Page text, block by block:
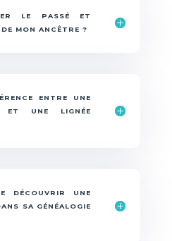
LE PASSÉ ET
MON ANCÊTRE ?
ENTRE UNE
ET UNE LIGNÉE
DÉCOUVRIR UNE
SA GÉNÉALOGIE